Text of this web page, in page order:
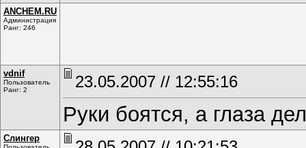
ANCHEM.RU
Администрация
Ранг: 246
vdnif
Пользователь
Ранг: 2
23.05.2007 // 12:55:16
Руки боятся, а глаза
Слингер